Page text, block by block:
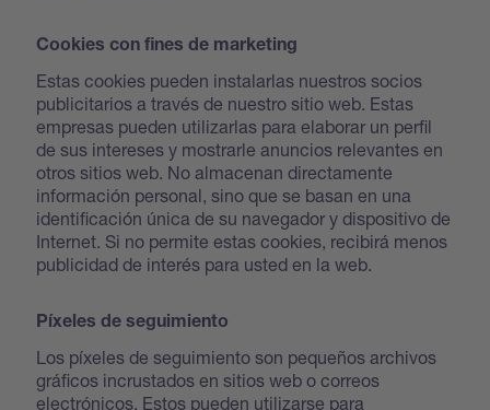
Cookies con fines de marketing
Estas cookies pueden instalarlas nuestros socios
publicitarios a través de nuestro sitio web. Estas
empresas pueden utilizarlas para elaborar un perfil
de sus intereses y mostrarle anuncios relevantes en
otros sitios web. No almacenan directamente
información personal, sino que se basan en una
identificación única de su navegador y dispositivo de
Internet. Si no permite estas cookies, recibirá menos
publicidad de interés para usted en la web.
Píxeles de seguimiento
Los píxeles de seguimiento son pequeños archivos
gráficos incrustados en sitios web o correos
electrónicos. Estos pueden utilizarse para